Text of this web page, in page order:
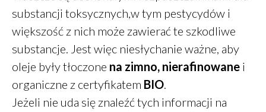
substancji toksycznych,w tym pestycydów i
większość z nich może zawierać te szkodliwe
substancje. Jest więc niesłychanie ważne, aby
oleje były tłoczone na zimno, nierafinowane i
organiczne z certyfikatem BIO.
Jeżeli nie uda się znaleźć tych informacji na